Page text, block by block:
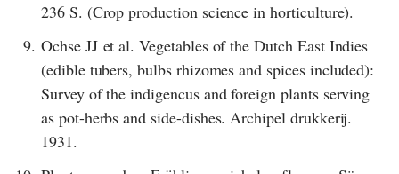
236 S. (Crop production science in horticulture).
9. Ochse JJ et al. Vegetables of the Dutch East Indies
(edible tubers, bulbs rhizomes and spices included):
Survey of the indigencus and foreign plants serving
as pot-herbs and side-dishes. Archipel drukkerij.
1931.